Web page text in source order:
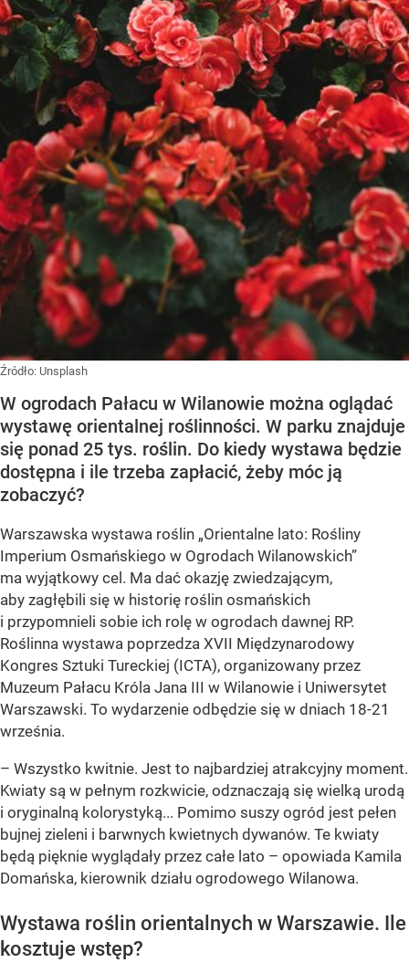
Źródło: Unsplash
W ogrodach Pałacu w Wilanowie można oglądać
wystawę orientalnej roślinności. W parku znajduje
się ponad 25 tys. roślin. Do kiedy wystawa będzie
dostępna i ile trzeba zapłacić, żeby móc ją
zobaczyć?
Warszawska wystawa roślin „Orientalne lato: Rośliny
Imperium Osmańskiego w Ogrodach Wilanowskich”
ma wyjątkowy cel. Ma dać okazję zwiedzającym,
aby zagłębili się w historię roślin osmańskich
i przypomnieli sobie ich rolę w ogrodach dawnej RP.
Roślinna wystawa poprzedza XVII Międzynarodowy
Kongres Sztuki Tureckiej (ICTA), organizowany przez
Muzeum Pałacu Króla Jana III w Wilanowie i Uniwersytet
Warszawski. To wydarzenie odbędzie się w dniach 18-21
września.
– Wszystko kwitnie. Jest to najbardziej atrakcyjny moment.
Kwiaty są w pełnym rozkwicie, odznaczają się wielką urodą
i oryginalną kolorystyką... Pomimo suszy ogród jest pełen
bujnej zieleni i barwnych kwietnych dywanów. Te kwiaty
będą pięknie wyglądały przez całe lato – opowiada Kamila
Domańska, kierownik działu ogrodowego Wilanowa.
Wystawa roślin orientalnych w Warszawie. Ile
kosztuje wstęp?